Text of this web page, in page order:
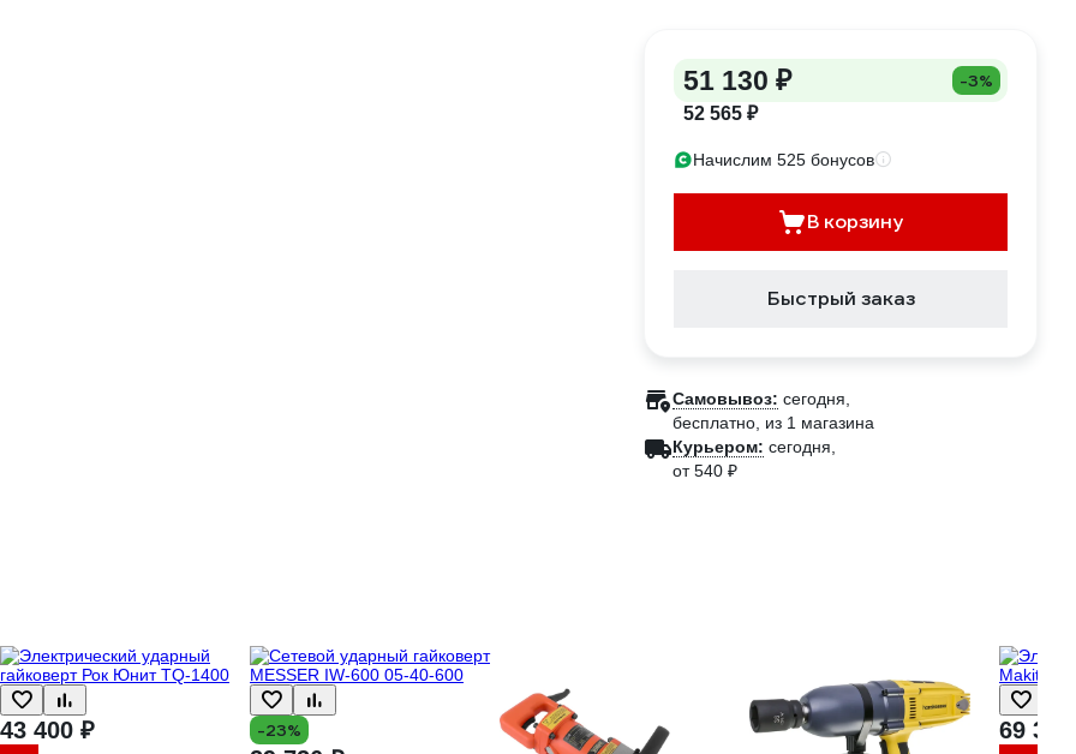
51 130 ₽ -3%
52 565 ₽
Начислим 525 бонусов
В корзину
Быстрый заказ
Самовывоз: сегодня,
бесплатно , из 1 магазина
Курьером: сегодня,
от 540 ₽
43 400 ₽ -23% 69